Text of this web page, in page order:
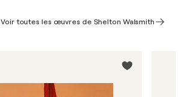
Voir toutes les œuvres de Shelton Walsmith